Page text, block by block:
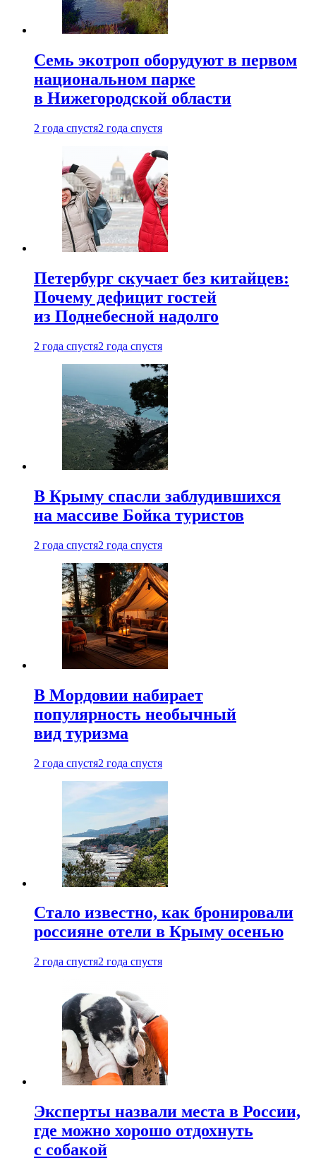
Семь экотроп оборудуют в первом
национальном парке
в Нижегородской области
2 года спустя2 года спустя
Петербург скучает без китайцев:
Почему дефицит гостей
из Поднебесной надолго
2 года спустя2 года спустя
В Крыму спасли заблудившихся
на массиве Бойка туристов
2 года спустя2 года спустя
В Мордовии набирает
популярность необычный
вид туризма
2 года спустя2 года спустя
Стало известно, как бронировали
россияне отели в Крыму осенью
2 года спустя2 года спустя
Эксперты назвали места в России,
где можно хорошо отдохнуть
с собакой